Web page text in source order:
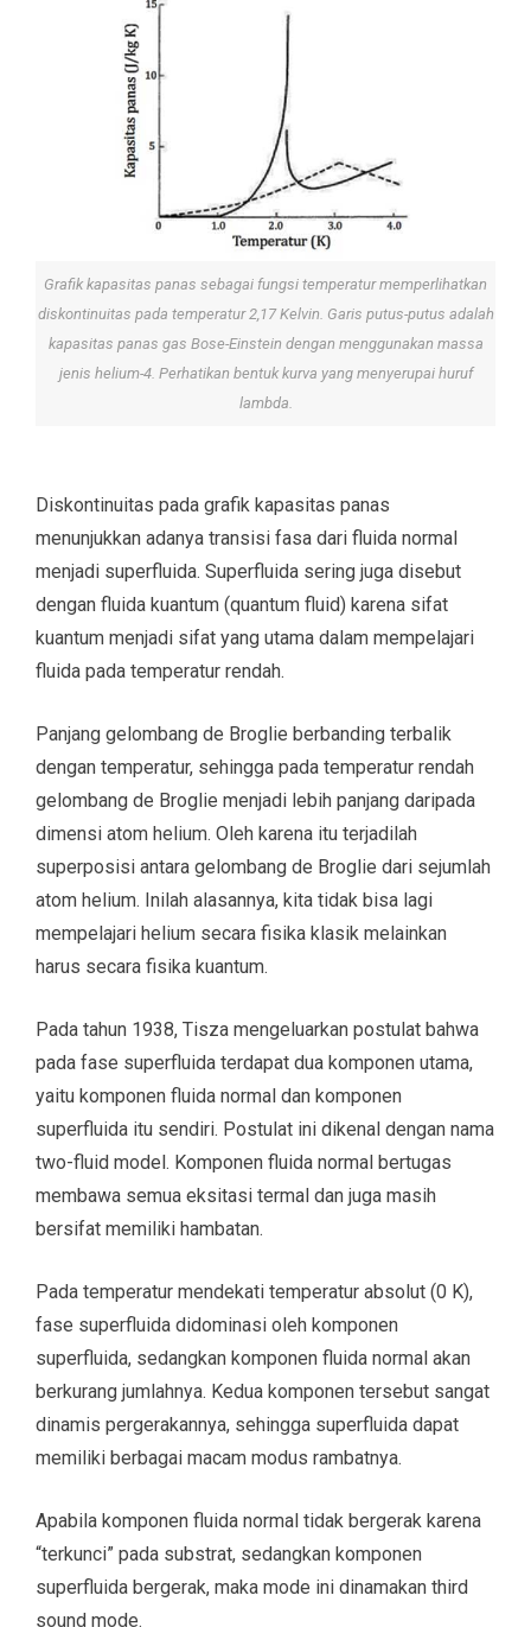
Grafik kapasitas panas sebagai fungsi temperatur memperlihatkan
diskontinuitas pada temperatur 2,17 Kelvin. Garis putus-putus adalah
kapasitas panas gas Bose-Einstein dengan menggunakan massa
jenis helium-4. Perhatikan bentuk kurva yang menyerupai huruf
lambda.
Diskontinuitas pada grafik kapasitas panas
menunjukkan adanya transisi fasa dari fluida normal
menjadi superfluida. Superfluida sering juga disebut
dengan fluida kuantum (quantum fluid) karena sifat
kuantum menjadi sifat yang utama dalam mempelajari
fluida pada temperatur rendah.
Panjang gelombang de Broglie berbanding terbalik
dengan temperatur, sehingga pada temperatur rendah
gelombang de Broglie menjadi lebih panjang daripada
dimensi atom helium. Oleh karena itu terjadilah
superposisi antara gelombang de Broglie dari sejumlah
atom helium. Inilah alasannya, kita tidak bisa lagi
mempelajari helium secara fisika klasik melainkan
harus secara fisika kuantum.
Pada tahun 1938, Tisza mengeluarkan postulat bahwa
pada fase superfluida terdapat dua komponen utama,
yaitu komponen fluida normal dan komponen
superfluida itu sendiri. Postulat ini dikenal dengan nama
two-fluid model. Komponen fluida normal bertugas
membawa semua eksitasi termal dan juga masih
bersifat memiliki hambatan.
Pada temperatur mendekati temperatur absolut (0 K),
fase superfluida didominasi oleh komponen
superfluida, sedangkan komponen fluida normal akan
berkurang jumlahnya. Kedua komponen tersebut sangat
dinamis pergerakannya, sehingga superfluida dapat
memiliki berbagai macam modus rambatnya.
Apabila komponen fluida normal tidak bergerak karena
“terkunci” pada substrat, sedangkan komponen
superfluida bergerak, maka mode ini dinamakan third
sound mode.